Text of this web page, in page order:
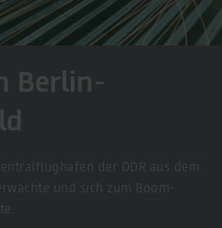
Berlin-
der DDR aus dem
und sich zum Boom-